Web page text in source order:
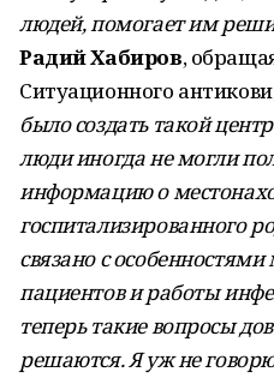
людей, помогает им
Радий Хабиров,
Ситуационного
было создать такой
люди иногда не могли
информацию о
госпитализированного
связано с
пациентов и работы
теперь такие вопросы
решаются. Я уж не